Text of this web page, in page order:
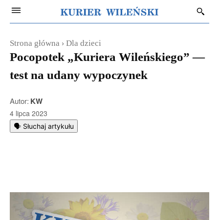
Strona główna Dla dzieci
Pocopotek „Kuriera Wileńskiego” —
test na udany wypoczynek
Autor: KW
4 lipca 2023
🗣️ Słuchaj artykułu